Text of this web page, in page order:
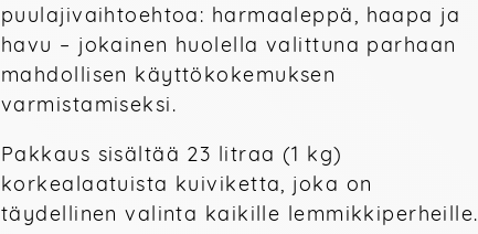
puulajivaihtoehtoa: harmaaleppä, haapa ja
havu – jokainen huolella valittuna parhaan
mahdollisen käyttökokemuksen
varmistamiseksi.
Pakkaus sisältää 23 litraa (1 kg)
korkealaatuista kuiviketta, joka on
täydellinen valinta kaikille lemmikkiperheille.